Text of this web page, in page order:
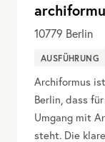
10779 Berlin
AUSFÜHRUNG
Archiformus
Berlin, dass
Umgang mit
steht. Die